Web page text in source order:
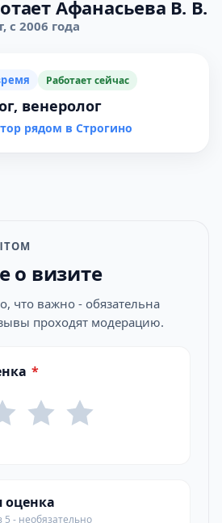
Афанасьева В. В.
с 2006 года
Работает сейчас
венеролог
рядом в Строгино
о визите
что важно - обязательна
проходят модерацию.
*
оценка
5 - необязательно